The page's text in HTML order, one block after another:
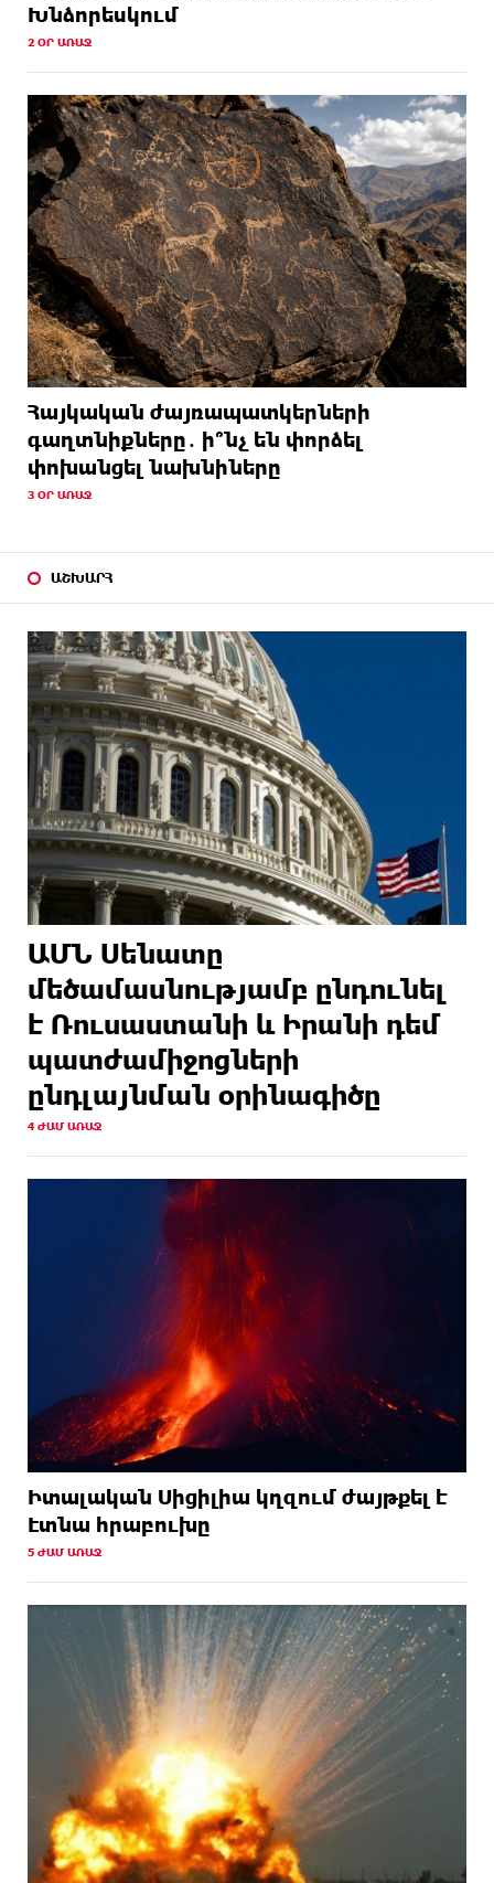
Խնձորեսկում
2 ՕՐ ԱՌԱՋ
Հայկական ժայռապատկերների
գաղտնիքները․ ի՞նչ են փորձել
փոխանցել նախնիները
3 ՕՐ ԱՌԱՋ
ԱՇԽԱՐՀ
ԱՄՆ Սենատը
մեծամասնությամբ ընդունել
է Ռուսաստանի և Իրանի դեմ
պատժամիջոցների
ընդլայնման օրինագիծը
4 ԺԱՄ ԱՌԱՋ
Իտալական Սիցիլիա կղզում ժայթքել է
Էտնա հրաբուխը
5 ԺԱՄ ԱՌԱՋ